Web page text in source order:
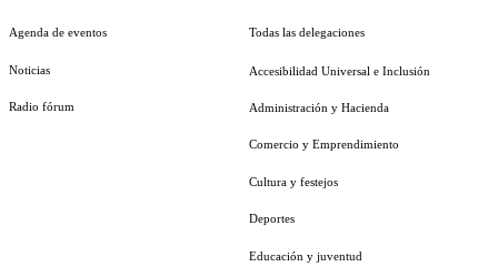
Agenda de eventos
Noticias
Radio fórum
Todas las delegaciones
Accesibilidad Universal e Inclusión
Administración y Hacienda
Comercio y Emprendimiento
Cultura y festejos
Deportes
Educación y juventud